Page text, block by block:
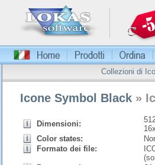
Collezioni di
Icone Symbol Black »
Dimensioni:
Color states:
Formato dei file: